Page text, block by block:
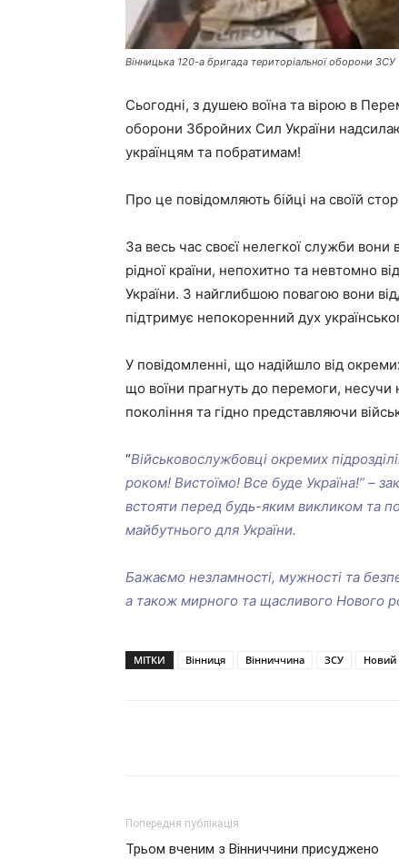
Вінницька 120-а бригада територіальної оборони ЗСУ
Сьогодні, з душею воїна та вірою в
оборони Збройних Сил України
українцям та побратимам!
Про це повідомляють бійці на своїй
За весь час своєї нелегкої служби вони
рідної країни, непохитно та невтомно
України. З найглибшою повагою вони
підтримує непокоренний дух
У повідомленні, що надійшло від
що воїни прагнуть до перемоги, несучи
покоління та гідно представляючи
“Військовослужбовці окремих
роком! Вистоїмо! Все буде Україна!” –
встояти перед будь-яким викликом та
майбутнього для України.
Бажаємо незламності, мужності та
а також мирного та щасливого Нового
МІТКИ Вінниця Вінниччина ЗСУ Новий
Попередня публікація
Трьом вченим з Вінниччини присуджено